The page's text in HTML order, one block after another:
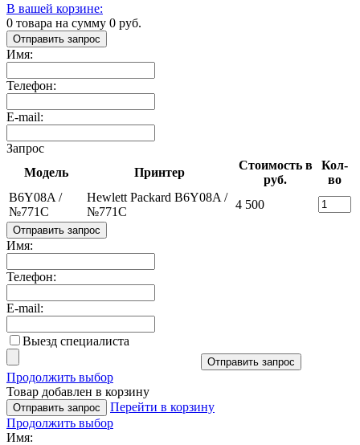
В вашей корзине:
0 товара на сумму 0 руб.
Отправить запрос
Имя:
Телефон:
E-mail:
Запрос
Модель
Принтер
Стоимость в
руб.
Кол-
во
B6Y08A /
№771C
Hewlett Packard B6Y08A /
№771C
4 500
Отправить запрос
Имя:
Телефон:
E-mail:
Выезд специалиста
Отправить запрос
Продолжить выбор
Товар добавлен в корзину
Отправить запрос
Перейти в корзину
Продолжить выбор
Имя: